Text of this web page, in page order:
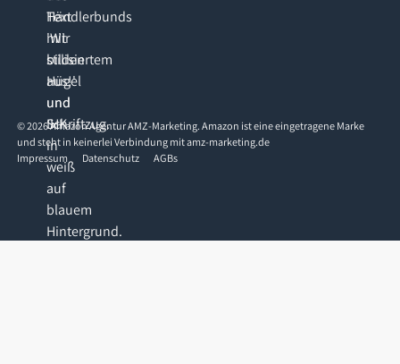
©2026Amazon Agentur AMZ-Marketing. Amazon ist eine eingetragene Marke
und steht in keinerlei Verbindung mit amz-marketing.de
Impressum
Datenschutz AGBs